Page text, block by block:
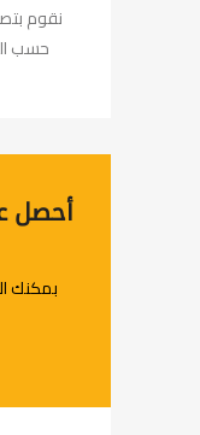
نقوم
حسب
أحصل
بمكنك